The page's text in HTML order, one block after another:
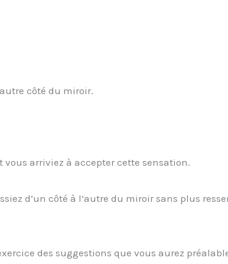
côté du miroir.
arriviez à accepter cette sensation.
d’un côté à l’autre du miroir sans plus
des suggestions que vous aurez